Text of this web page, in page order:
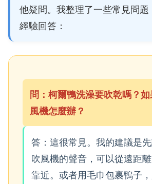
他疑問。我整理了一些常見問題
經驗回答：
問：柯爾鴨洗澡要吹乾嗎？
風機怎麼辦？
答：這很常見。我的建議是
吹風機的聲音，可以從遠距
靠近。或者用毛巾包裹鴨子